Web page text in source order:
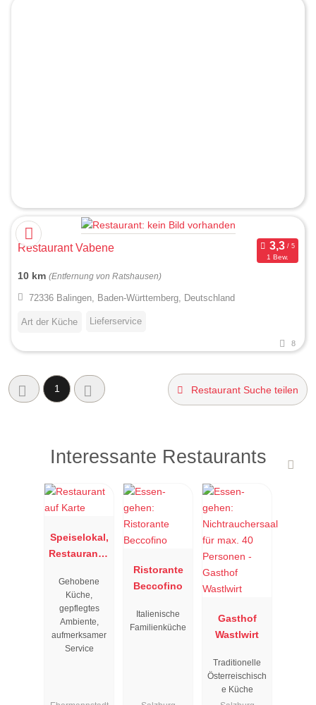
Restaurant Vabene
1 Bew.
10 km (Entfernung von Ratshausen)
72336 Balingen, Baden-Württemberg, Deutschland
Art der Küche Lieferservice
8
1 Restaurant Suche teilen
Interessante Restaurants
Speiselokal,
Restaurant "
"
Gehobene
Küche,
gepflegtes
Ambiente,
aufmerksamer
Service
Ristorante
Beccofino
Italienische
Familienküche
Gasthof
Wastlwirt
Traditionelle
Österreischisch
e Küche